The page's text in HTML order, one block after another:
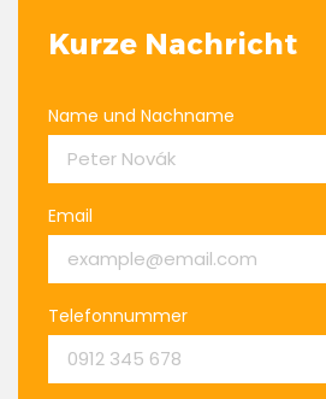
Kurze Nachricht
Name und Nachname
Email
Telefonnummer